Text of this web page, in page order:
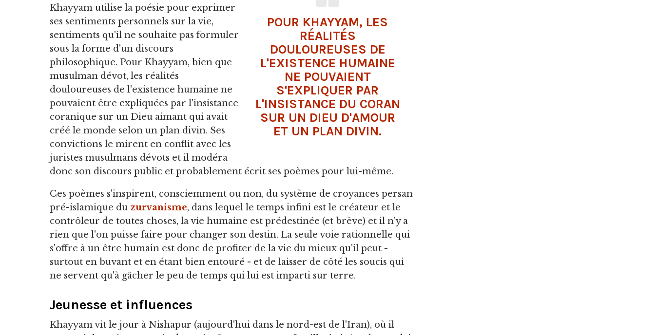
POUR KHAYYAM, LES
RÉALITÉS
DOULOUREUSES DE
L'EXISTENCE HUMAINE
NE POUVAIENT
S'EXPLIQUER PAR
L'INSISTANCE DU CORAN
SUR UN DIEU D'AMOUR
ET UN PLAN DIVIN.
Khayyam utilise la poésie pour exprimer
ses sentiments personnels sur la vie,
sentiments qu'il ne souhaite pas formuler
sous la forme d'un discours
philosophique. Pour Khayyam, bien que
musulman dévot, les réalités
douloureuses de l'existence humaine ne
pouvaient être expliquées par l'insistance
coranique sur un Dieu aimant qui avait
créé le monde selon un plan divin. Ses
convictions le mirent en conflit avec les
juristes musulmans dévots et il modéra
donc son discours public et probablement écrit ses poèmes pour lui-même.
Ces poèmes s'inspirent, consciemment ou non, du système de croyances persan
pré-islamique du zurvanisme, dans lequel le temps infini est le créateur et le
contrôleur de toutes choses, la vie humaine est prédestinée (et brève) et il n'y a
rien que l'on puisse faire pour changer son destin. La seule voie rationnelle qui
s'offre à un être humain est donc de profiter de la vie du mieux qu'il peut -
surtout en buvant et en étant bien entouré - et de laisser de côté les soucis qui
ne servent qu'à gâcher le peu de temps qui lui est imparti sur terre.
Jeunesse et influences
Khayyam vit le jour à Nishapur (aujourd'hui dans le nord-est de l'Iran), où il